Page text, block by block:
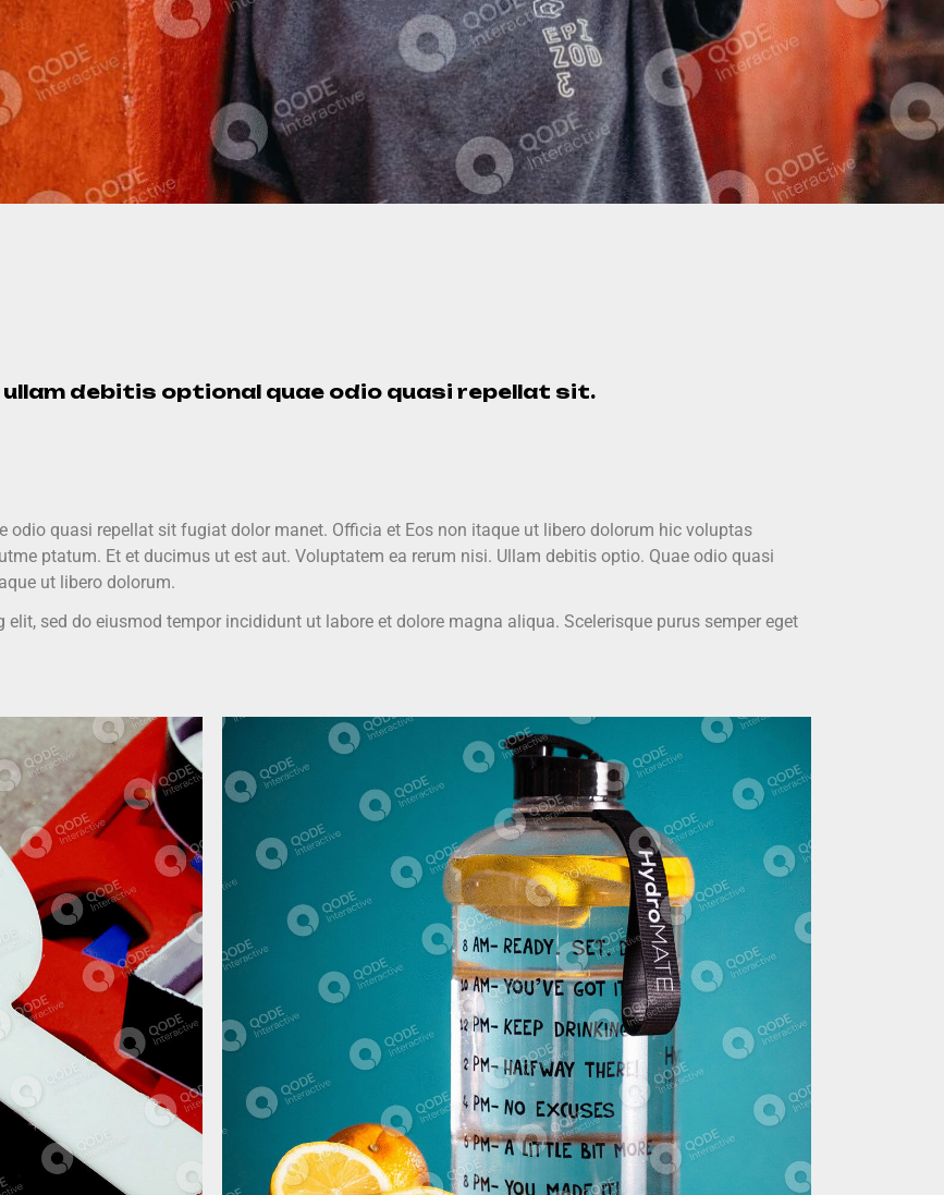
debitis optional quae odio quasi repellat sit.
odio quasi repellat sit fugiat dolor manet. Officia et Eos non itaque ut libero dolorum hic voluptas
ptatum. Et et ducimus ut est aut. Voluptatem ea rerum nisi. Ullam debitis optio. Quae odio quasi
ut libero dolorum.
sed do eiusmod tempor incididunt ut labore et dolore magna aliqua. Scelerisque purus semper eget